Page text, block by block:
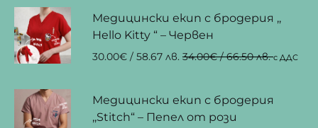
Медицински екип с бродерия ,,
Hello Kitty “ – Червен
30.00€ / 58.67 лв. 34.00€/ 66.50 лв.с ДДС
Медицински екип с бродерия
,,Stitch“ – Пепел от рози